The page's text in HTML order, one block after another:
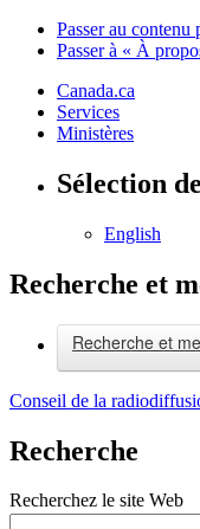
Passer au contenu
Passer à « À
Canada.ca
Services
Ministères
Sélection
English
Recherche et
Recherche et
Conseil de la
Recherche
Recherchez le site Web